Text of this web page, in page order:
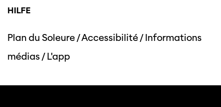
HILFE
Plan du Soleure/Accessibilité/Informations
médias /L'app